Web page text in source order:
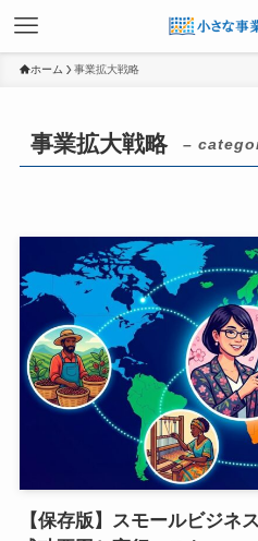
ホーム 事業拡大戦略
事業拡大戦略 –
【保存版】スモールビジネ